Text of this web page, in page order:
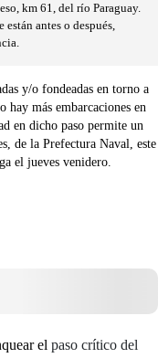
km 61, del río Paraguay.
están antes o después,
y/o fondeadas en torno a
hay más embarcaciones en
en dicho paso permite un
de la Prefectura Naval, este
el jueves venidero.
el paso crítico del